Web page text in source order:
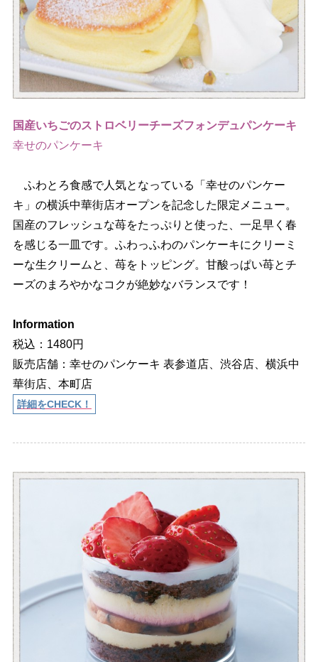
国産いちごのストロベリーチーズフォンデュパンケーキ
幸せのパンケーキ
ふわとろ食感で人気となっている「幸せのパンケー
キ」の横浜中華街店オープンを記念した限定メニュー。
国産のフレッシュな苺をたっぷりと使った、一足早く春
を感じる一皿です。ふわっふわのパンケーキにクリーミ
ーな生クリームと、苺をトッピング。甘酸っぱい苺とチ
ーズのまろやかなコクが絶妙なバランスです！
Information
税込：1480円
販売店舗：幸せのパンケーキ 表参道店、渋谷店、横浜中
華街店、本町店
詳細をCHECK！